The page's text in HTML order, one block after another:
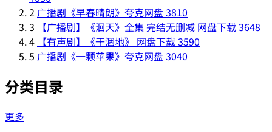
2 广播剧《早春晴朗》夸克网盘3810
3
【广播剧】《洄天》全集 完结无删减 网盘下载3648
4 【有声剧】《干涸地》 网盘下载3590
5 广播剧《一颗苹果》夸克网盘3040
分类目录
更多